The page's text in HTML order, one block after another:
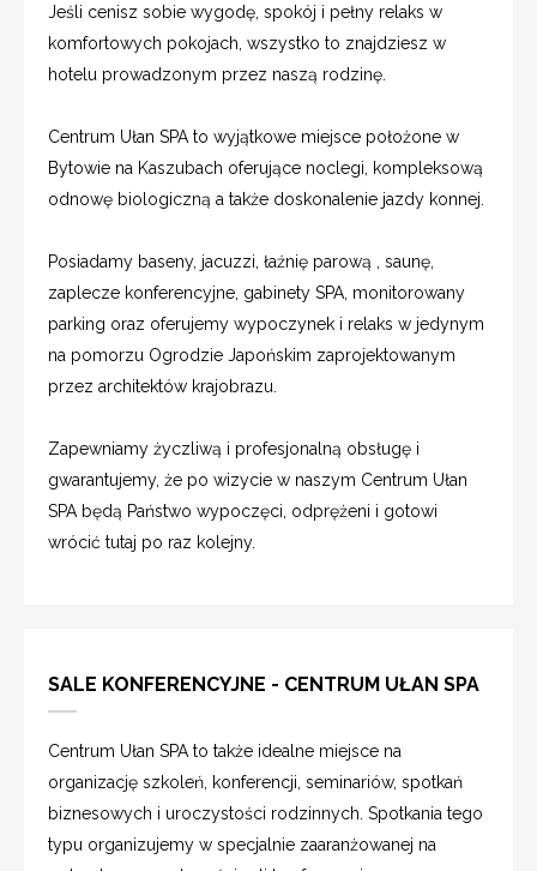
Jeśli cenisz sobie wygodę, spokój i pełny relaks w
komfortowych pokojach, wszystko to znajdziesz w
hotelu prowadzonym przez naszą rodzinę.
Centrum Ułan SPA to wyjątkowe miejsce położone w
Bytowie na Kaszubach oferujące noclegi, kompleksową
odnowę biologiczną a także doskonalenie jazdy konnej.
Posiadamy baseny, jacuzzi, łaźnię parową , saunę,
zaplecze konferencyjne, gabinety SPA, monitorowany
parking oraz oferujemy wypoczynek i relaks w jedynym
na pomorzu Ogrodzie Japońskim zaprojektowanym
przez architektów krajobrazu.
Zapewniamy życzliwą i profesjonalną obsługę i
gwarantujemy, że po wizycie w naszym Centrum Ułan
SPA będą Państwo wypoczęci, odprężeni i gotowi
wrócić tutaj po raz kolejny.
SALE KONFERENCYJNE - CENTRUM UŁAN SPA
Centrum Ułan SPA to także idealne miejsce na
organizację szkoleń, konferencji, seminariów, spotkań
biznesowych i uroczystości rodzinnych. Spotkania tego
typu organizujemy w specjalnie zaaranżowanej na